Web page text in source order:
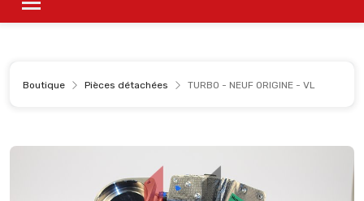
Boutique Pièces détachées TURBO - NEUF ORIGINE - VL